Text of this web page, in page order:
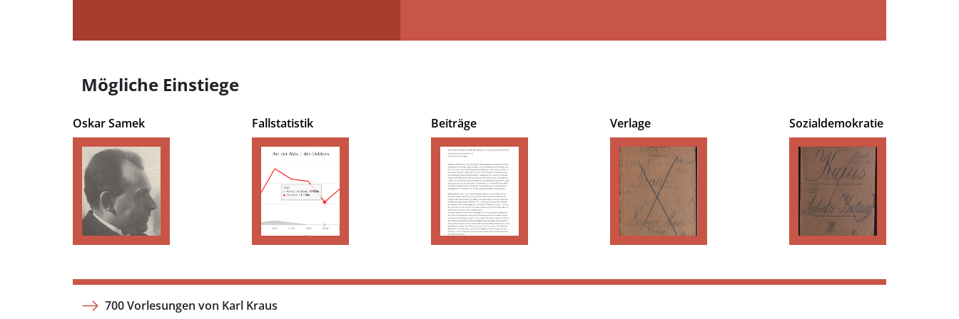
Mögliche Einstiege
Oskar Samek Fallstatistik Beiträge Verlage Sozialdemokratie
700 Vorlesungen von Karl Kraus